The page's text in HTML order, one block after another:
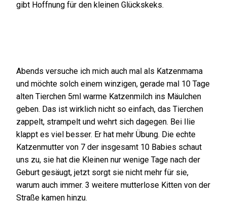
gibt Hoffnung für den kleinen Glückskeks.
Abends versuche ich mich auch mal als Katzenmama
und möchte solch einem winzigen, gerade mal 10 Tage
alten Tierchen 5ml warme Katzenmilch ins Mäulchen
geben. Das ist wirklich nicht so einfach, das Tierchen
zappelt, strampelt und wehrt sich dagegen. Bei Ilie
klappt es viel besser. Er hat mehr Übung. Die echte
Katzenmutter von 7 der insgesamt 10 Babies schaut
uns zu, sie hat die Kleinen nur wenige Tage nach der
Geburt gesäugt, jetzt sorgt sie nicht mehr für sie,
warum auch immer. 3 weitere mutterlose Kitten von der
Straße kamen hinzu.